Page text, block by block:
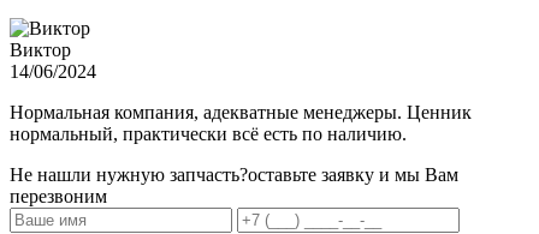
Виктор
14/06/2024
Нормальная компания, адекватные менеджеры. Ценник
нормальный, практически всё есть по наличию.
Не нашли нужную запчасть?оставьте заявку и мы Вам
перезвоним